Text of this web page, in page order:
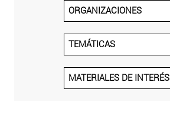
ORGANIZACIONES
TEMÁTICAS
MATERIALES DE INTERÉS